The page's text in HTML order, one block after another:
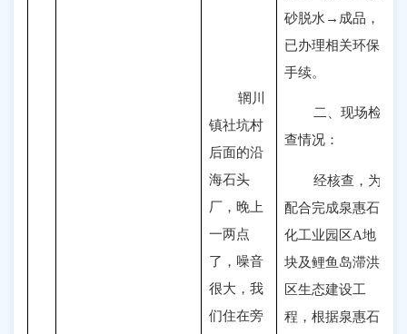
辋川
镇社坑村
后面的沿
海石头
厂，晚上
一两点
了，噪音
很大，我
们住在旁
砂脱水→成品 ，
已办理相关环保
手续。
二、现场检
查情况：
经核查 ， 为
配合完成泉惠石
化工业园区A地
块及鲤鱼岛滞洪
区生态建设工
程，根据泉惠石